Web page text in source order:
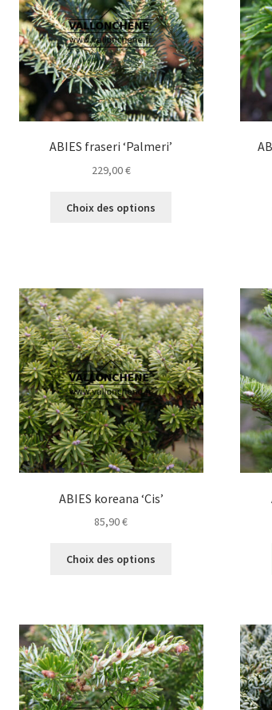
être
choisies
sur
la
page
du
produit
ABIES fraseri ‘Palmeri’
229,00€
Choix des options
Les
options
peuvent
être
choisies
sur
la
page
du
produit
ABIES koreana ‘Cis’
85,90€
Choix des options
variations.
Les
options
peuvent
être